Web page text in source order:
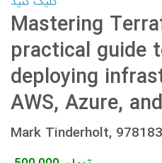
Mastering
practical guide
deploying
AWS, Azure,
Mark Tinderholt,